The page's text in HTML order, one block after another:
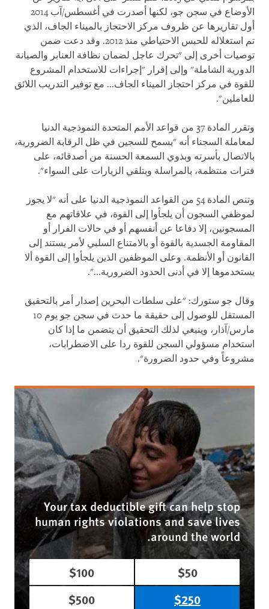
الأوضاع في سجن جو، لكنها أصدرت في أغسطس/آب 2014
أول تقاريرها عن ظروف مركز الاحتجاز بالميناء الجاف، الذي
تم استغلاله للحبس الاحتياطي منذ 2012. وقد دعت ضمن
توصيات أخرى إلى "تحرك عاجل لضمان نظافة العنابر والصيانة
الدورية الشاملة" وإلى إقرار "إجراءات للاستخدام المشروع
للقوة في مركز احتجاز الميناء الجاف... مع توفير التدريب اللائق
للعاملين".
وتقرر المادة 37 من قواعد الأمم المتحدة النموذجية الدنيا
لمعاملة السجناء أنه "يسمح للسجين في ظل الرقابة الضرورية،
بالاتصال بأسرته وبذوي السمعة الحسنة من أصدقائه، على
فترات منتظمة، بالمراسلة وبتلقي الزيارات على السواء".
وتنص المادة 54 من القواعد النموذجية الدنيا على أنه "لا يجوز
لموظفي السجون أن يلجأوا إلى القوة، في علاقاتهم مع
المسجونين، إلا دفاعا عن أنفسهم أو في حالات الفرار أو
المقاومة الجسدية بالقوة أو بالامتناع السلبي لأمر يستند إلى
القانون أو الأنظمة. وعلى الموظفين الذين يلجأوا إلى القوة ألا
يستخدموها إلا في أدنى الحدود الضرورية...".
وقال جو ستورك: "على سلطات البحرين إصدار أمر بالتحقيق
المستقل للوصول إلى حقيقة ما حدث في سجن جو يوم 10
مارس/آذار، وينبغي لذلك التحقيق أن يتضمن ما إذا كان
استخدام مسؤولي السجن للقوة ردا على الاضطرابات،
مشروعاً وفي حدود الضرورة".
Your tax deductible gift can help stop
human rights violations and save lives
around the world.
$50
$100
$250
$500